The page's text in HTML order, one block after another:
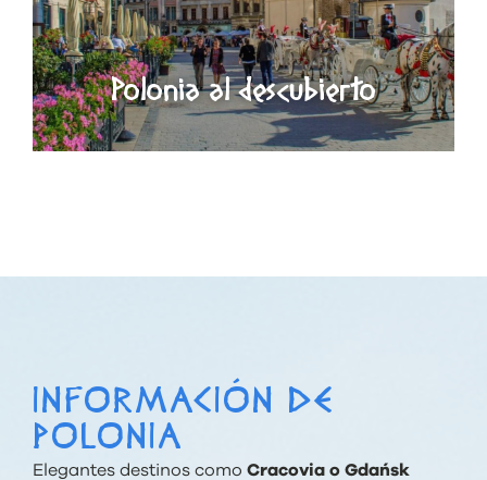
Polonia al descubierto
INFORMACIÓN DE
POLONIA
Elegantes destinos como Cracovia o Gdańsk